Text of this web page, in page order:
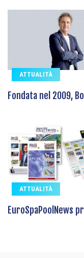
ATTUALITÀ
Fondata nel 2009,
ATTUALITÀ
EuroSpaPoolNews